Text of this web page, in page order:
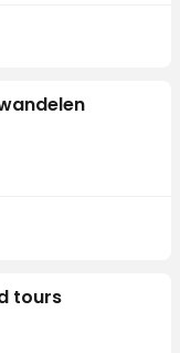
tours